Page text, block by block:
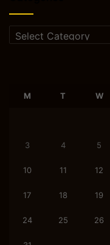
Categories
M T W
3 4 5
10 11 12
17 18 19
24 25 26